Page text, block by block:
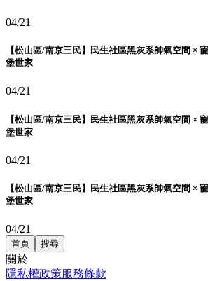
04/21
【松山區/南京三民】民生社區黑灰系帥氣空間 ×
堡世家
04/21
【松山區/南京三民】民生社區黑灰系帥氣空間 ×
堡世家
04/21
【松山區/南京三民】民生社區黑灰系帥氣空間 ×
堡世家
04/21
首頁 搜尋
關於
隱私權政策服務條款